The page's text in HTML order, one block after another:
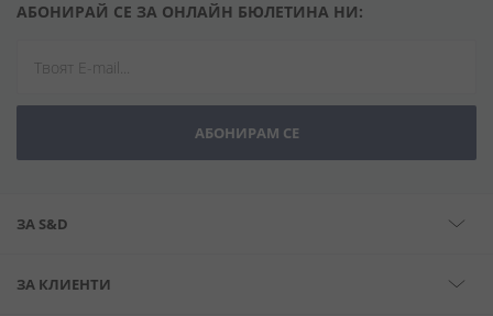
АБОНИРАЙ СЕ ЗА ОНЛАЙН БЮЛЕТИНА НИ:
АБОНИРАМ СЕ
ЗА S&D
ЗА КЛИЕНТИ